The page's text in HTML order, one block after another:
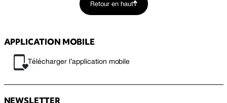
Retour en haut
APPLICATION MOBILE
Télécharger l’application mobile
NEWSLETTER